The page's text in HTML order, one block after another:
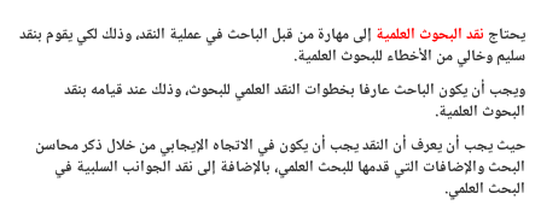
يحتاج نقد البحوث العلمية إلى مهارة من قبل الباحث في عملية النقد، وذلك لكي يقوم بنقد
سليم وخالي من الأخطاء للبحوث العلمية.
ويجب أن يكون الباحث عارفا بخطوات النقد العلمي للبحوث، وذلك عند قيامه بنقد
البحوث العلمية.
حيث يجب أن يعرف أن النقد يجب أن يكون في الاتجاه الإيجابي من خلال ذكر محاسن
البحث والإضافات التي قدمها للبحث العلمي، بالإضافة إلى نقد الجوانب السلبية في
البحث العلمي.